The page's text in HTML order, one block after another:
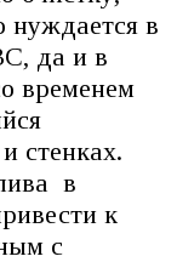
нуждается в
да и в
временем
стенках.
в
к
с